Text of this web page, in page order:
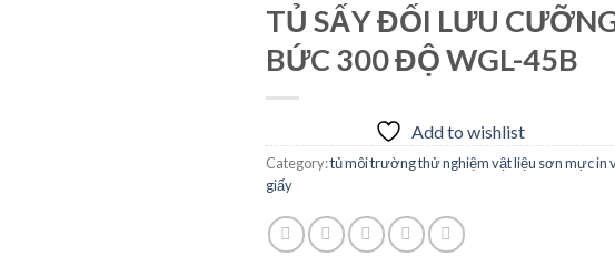
TỦ SẤY ĐỐI LƯU
BỨC 300 ĐỘ WGL-45B
Add to wishlist
Category:tủ môi trường thử nghiệm vật liệu sơn mực in
giấy